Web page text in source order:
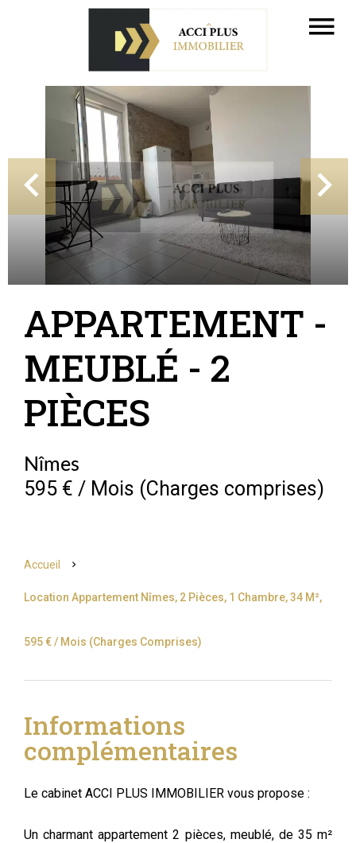
APPARTEMENT -
MEUBLÉ - 2
PIÈCES
Nîmes
595 € / Mois (Charges comprises)
Accueil
Location Appartement Nîmes, 2 Pièces, 1 Chambre, 34 M²,
595 € / Mois (Charges Comprises)
Informations
complémentaires
Le cabinet ACCI PLUS IMMOBILIER vous propose :
Un charmant appartement 2 pièces, meublé, de 35 m²